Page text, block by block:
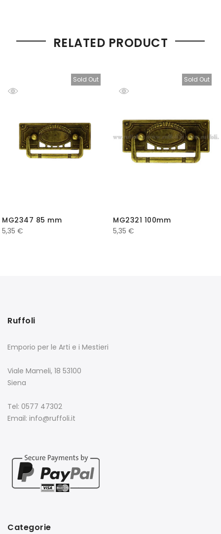
RELATED PRODUCT
Sold Out
MG2347 85 mm
5,35 €
Sold Out
MG2321 100mm
5,35 €
Ruffoli
Emporio per le Arti e i Mestieri
Viale Mameli, 18 53100
Siena
Tel: 0577 47302
Email: info@ruffoli.it
Categorie